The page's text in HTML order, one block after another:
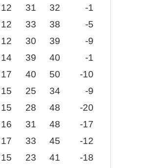
12 31 32
-1
12 33 38
-5
12 30 39
-9
14 39 40
-1
17 40 50
-10
15 25 34
-9
15 28 48
-20
16 31 48
-17
17 33 45
-12
15 23 41 -18